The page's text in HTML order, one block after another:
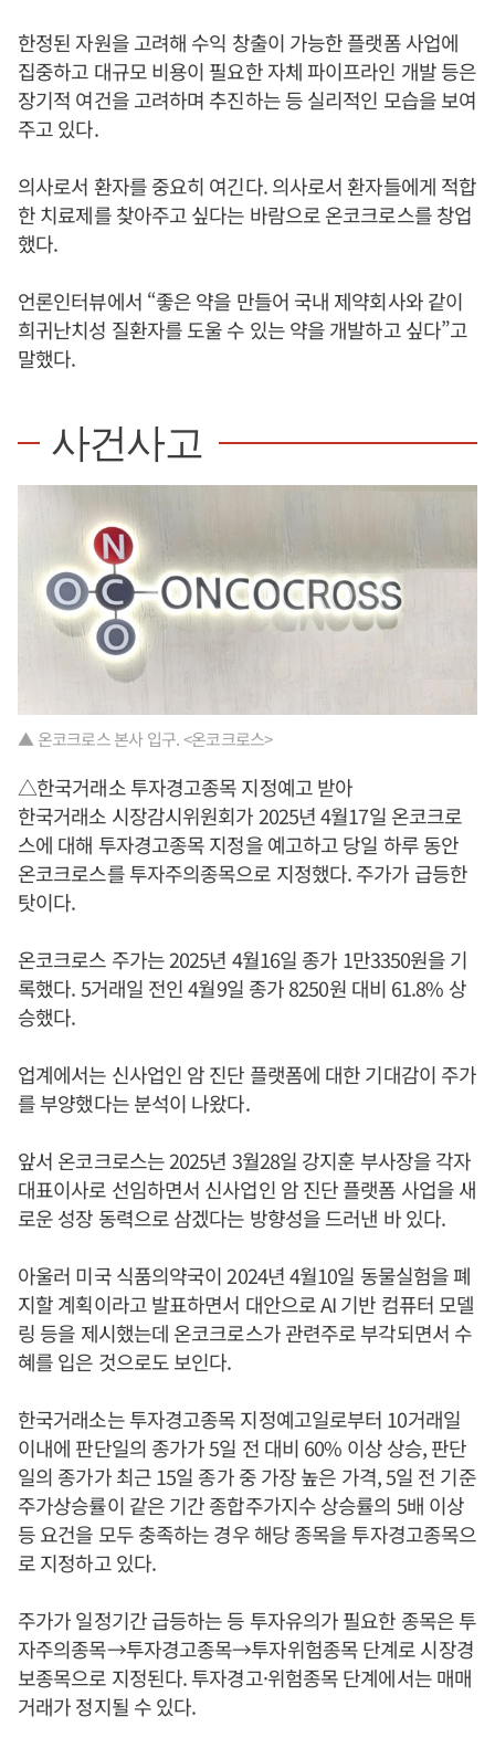
한정된 자원을 고려해 수익 창출이 가능한 플랫폼 사업에
집중하고 대규모 비용이 필요한 자체 파이프라인 개발 등은
장기적 여건을 고려하며 추진하는 등 실리적인 모습을 보여
주고 있다.
의사로서 환자를 중요히 여긴다. 의사로서 환자들에게 적합
한 치료제를 찾아주고 싶다는 바람으로 온코크로스를 창업
했다.
언론인터뷰에서 “좋은 약을 만들어 국내 제약회사와 같이
희귀난치성 질환자를 도울 수 있는 약을 개발하고 싶다”고
말했다.
사건사고
▲ 온코크로스 본사 입구. <온코크로스>
△한국거래소 투자경고종목 지정예고 받아
한국거래소 시장감시위원회가 2025년 4월17일 온코크로
스에 대해 투자경고종목 지정을 예고하고 당일 하루 동안
온코크로스를 투자주의종목으로 지정했다. 주가가 급등한
탓이다.
온코크로스 주가는 2025년 4월16일 종가 1만3350원을 기
록했다. 5거래일 전인 4월9일 종가 8250원 대비 61.8% 상
승했다.
업계에서는 신사업인 암 진단 플랫폼에 대한 기대감이 주가
를 부양했다는 분석이 나왔다.
앞서 온코크로스는 2025년 3월28일 강지훈 부사장을 각자
대표이사로 선임하면서 신사업인 암 진단 플랫폼 사업을 새
로운 성장 동력으로 삼겠다는 방향성을 드러낸 바 있다.
아울러 미국 식품의약국이 2024년 4월10일 동물실험을 폐
지할 계획이라고 발표하면서 대안으로 AI 기반 컴퓨터 모델
링 등을 제시했는데 온코크로스가 관련주로 부각되면서 수
혜를 입은 것으로도 보인다.
한국거래소는 투자경고종목 지정예고일로부터 10거래일
이내에 판단일의 종가가 5일 전 대비 60% 이상 상승, 판단
일의 종가가 최근 15일 종가 중 가장 높은 가격, 5일 전 기준
주가상승률이 같은 기간 종합주가지수 상승률의 5배 이상
등 요건을 모두 충족하는 경우 해당 종목을 투자경고종목으
로 지정하고 있다.
주가가 일정기간 급등하는 등 투자유의가 필요한 종목은 투
자주의종목→투자경고종목→투자위험종목 단계로 시장경
보종목으로 지정된다. 투자경고·위험종목 단계에서는 매매
거래가 정지될 수 있다.